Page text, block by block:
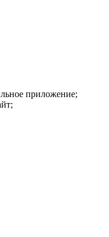
приложение;